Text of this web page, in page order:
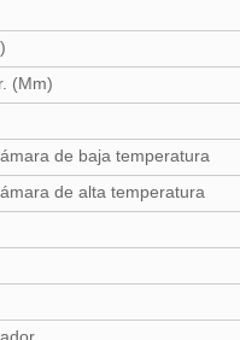
(Mm)
de baja temperatura
de alta temperatura